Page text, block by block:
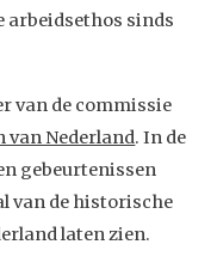
arbeidsethos sinds
van de commissie
van Nederland. In de
gebeurtenissen
van de historische
laten zien.